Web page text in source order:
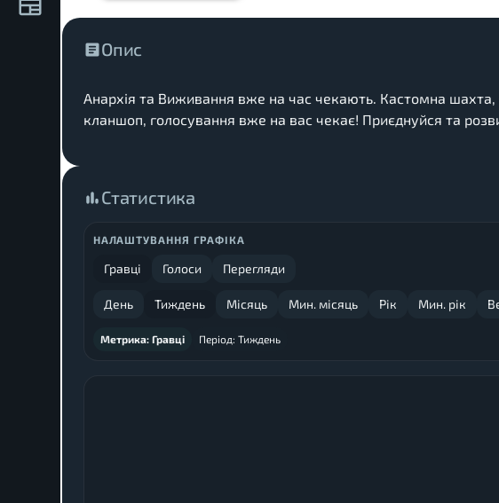
Опис
Анархія та Виживання вже на час чекають. Кастомна шахта,
кланшоп, голосування вже на вас чекає! Приєднуйся та
Статистика
НАЛАШТУВАННЯ ГРАФІКА
Гравці Голоси Перегляди
День Тиждень Місяць Мин. місяць Рік Мин. рік
Метрика: Гравці Період: Тиждень